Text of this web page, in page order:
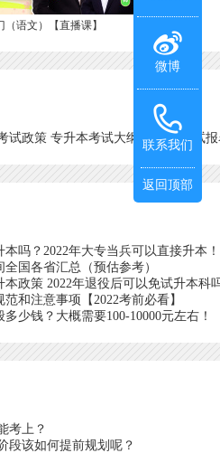
语文）【直播课】
试政策 专升本考试大纲 专升本考试
吗？2022年大专当兵可以直接升本！
国各省汇总（预估参考）
本政策 2022年退役后可以免试升本科
和注意事项【2022考前必看】
少钱？大概需要100-10000元左右！
考上？
段该如何提前规划呢？
微博
联系我们
返回顶部